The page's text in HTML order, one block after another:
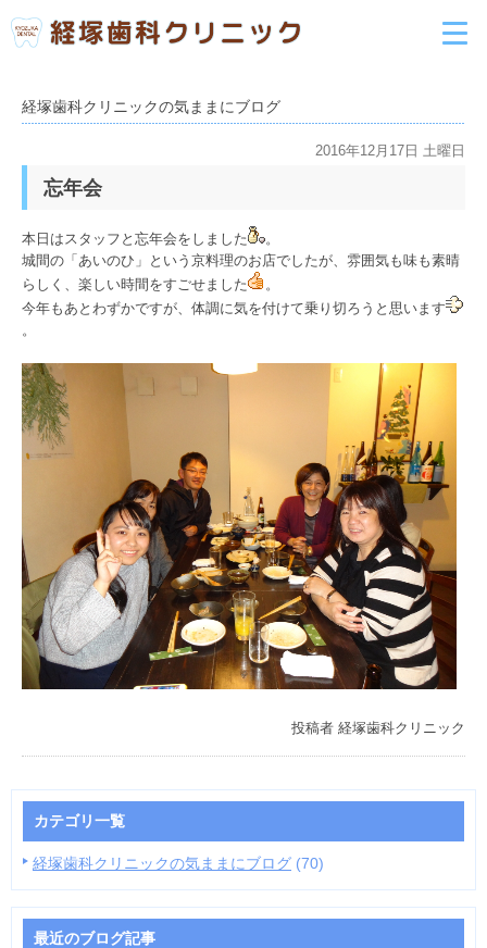
経塚歯科クリニックの気ままにブログ
2016年12月17日 土曜日
忘年会
本日はスタッフと忘年会をしました
。
城間の「あいのひ」という京料理のお店でしたが、雰囲気も味も素晴
らしく、楽しい時間をすごせました
。
今年もあとわずかですが、体調に気を付けて乗り切ろうと思います
。
投稿者 経塚歯科クリニック
カテゴリ一覧
経塚歯科クリニックの気ままにブログ (70)
最近のブログ記事